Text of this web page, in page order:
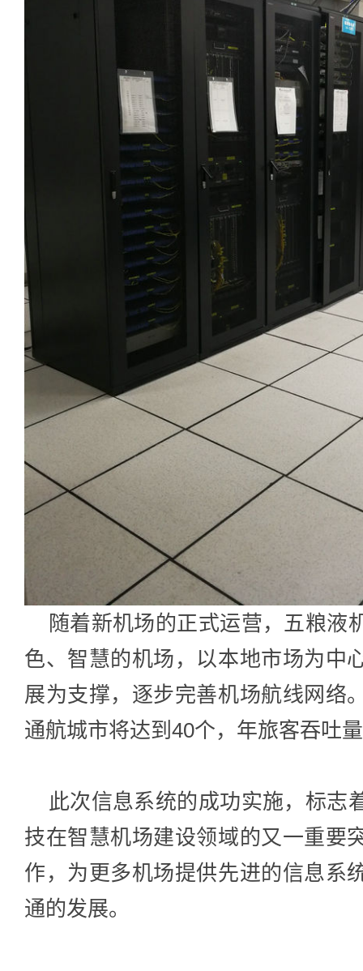
随着新机场的正式运营，五粮液
色、智慧的机场，以本地市场为中
展为支撑，逐步完善机场航线网络
通航城市将达到40个，年旅客吞吐
此次信息系统的成功实施，标志
技在智慧机场建设领域的又一重要
作，为更多机场提供先进的信息系
通的发展。